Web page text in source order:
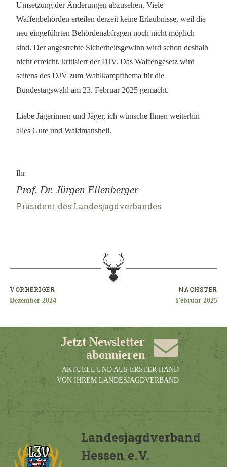
Umsetzung der Änderungen abzusehen. Viele
Waffenbehörden erteilen derzeit keine Erlaubnisse, weil die
neu eingeführten Behördenabfragen noch nicht möglich
sind. Der angestrebte Sicherheitsgewinn wird schon deshalb
nicht erreicht, kritisiert der DJV. Das Waffengesetz wird
seitens des DJV zum Wahlkampfthema für die
Bundestagswahl am 23. Februar 2025 gemacht.
Liebe Jägerinnen und Jäger, ich wünsche Ihnen weiterhin
alles Gute und Waidmansheil.
Ihr
Prof. Dr. Jürgen Ellenberger
Präsident des Landesjagdverbandes
VORHERIGER
Dezember 2024
NÄCHSTER
Februar 2025
Jetzt Newsletter
abonnieren
AKTUELL UND AUS ERSTER HAND
VON IHREM LANDESJAGDVERBAND
Landesjagdverband
Hessen e.V.